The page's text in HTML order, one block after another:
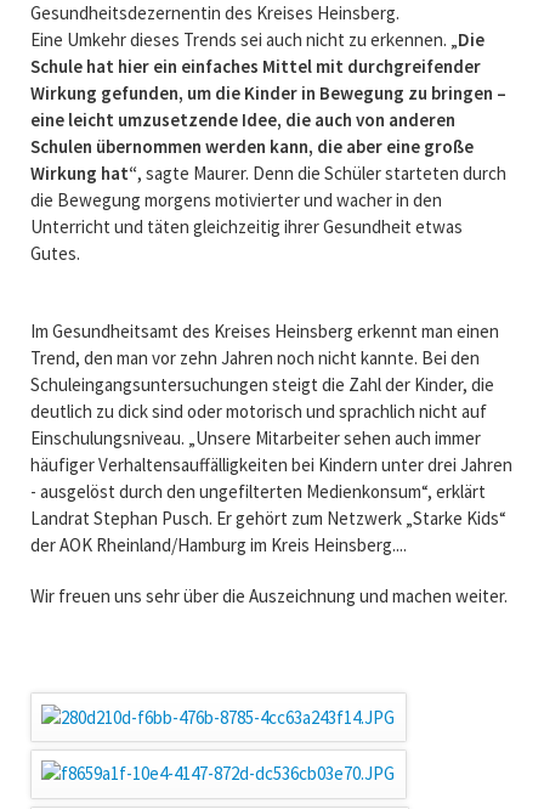
Gesundheitsdezernentin des Kreises Heinsberg.
Eine Umkehr dieses Trends sei auch nicht zu erkennen. „Die
Schule hat hier ein einfaches Mittel mit durchgreifender
Wirkung gefunden, um die Kinder in Bewegung zu bringen –
eine leicht umzusetzende Idee, die auch von anderen
Schulen übernommen werden kann, die aber eine große
Wirkung hat“, sagte Maurer. Denn die Schüler starteten durch
die Bewegung morgens motivierter und wacher in den
Unterricht und täten gleichzeitig ihrer Gesundheit etwas
Gutes.
Im Gesundheitsamt des Kreises Heinsberg erkennt man einen
Trend, den man vor zehn Jahren noch nicht kannte. Bei den
Schuleingangsuntersuchungen steigt die Zahl der Kinder, die
deutlich zu dick sind oder motorisch und sprachlich nicht auf
Einschulungsniveau. „Unsere Mitarbeiter sehen auch immer
häufiger Verhaltensauffälligkeiten bei Kindern unter drei Jahren
- ausgelöst durch den ungefilterten Medienkonsum“, erklärt
Landrat Stephan Pusch. Er gehört zum Netzwerk „Starke Kids“
der AOK Rheinland/Hamburg im Kreis Heinsberg....
Wir freuen uns sehr über die Auszeichnung und machen weiter.